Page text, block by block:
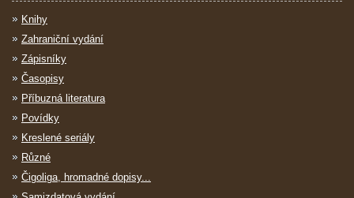
Knihy
Zahraniční vydání
Zápisníky
Časopisy
Příbuzná literatura
Povídky
Kreslené seriály
Různé
Čigoliga, hromadné dopisy...